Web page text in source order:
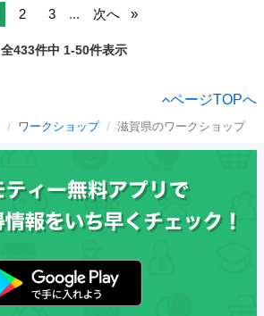
2 3 ... 次へ
全433件中 1-50件表示
ページTOPへ
ワークショップ 滋賀県のワークショップ